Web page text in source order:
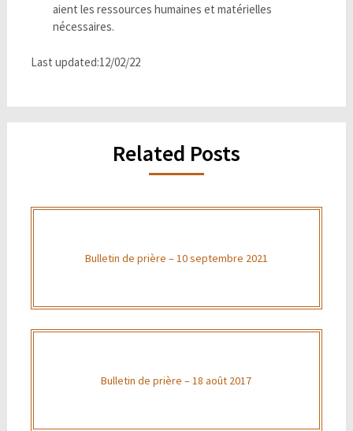
aient les ressources humaines et matérielles
nécessaires.
Last updated:12/02/22
Related Posts
Bulletin de prière – 10 septembre 2021
Bulletin de prière – 18 août 2017